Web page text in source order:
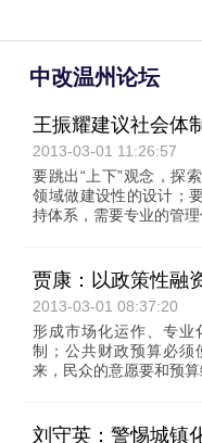
中改温州论坛
王振耀建议社会体
2013-03-01 11:26:57
要跳出“上下”观念，探
领域做建设性的设计；
持体系，需要专业的管
贾康：以政策性融
2013-03-01 08:37:20
形成市场化运作、专业
制；公共财政预算必须
来，民众的意愿要和预
刘守英：警惕城镇